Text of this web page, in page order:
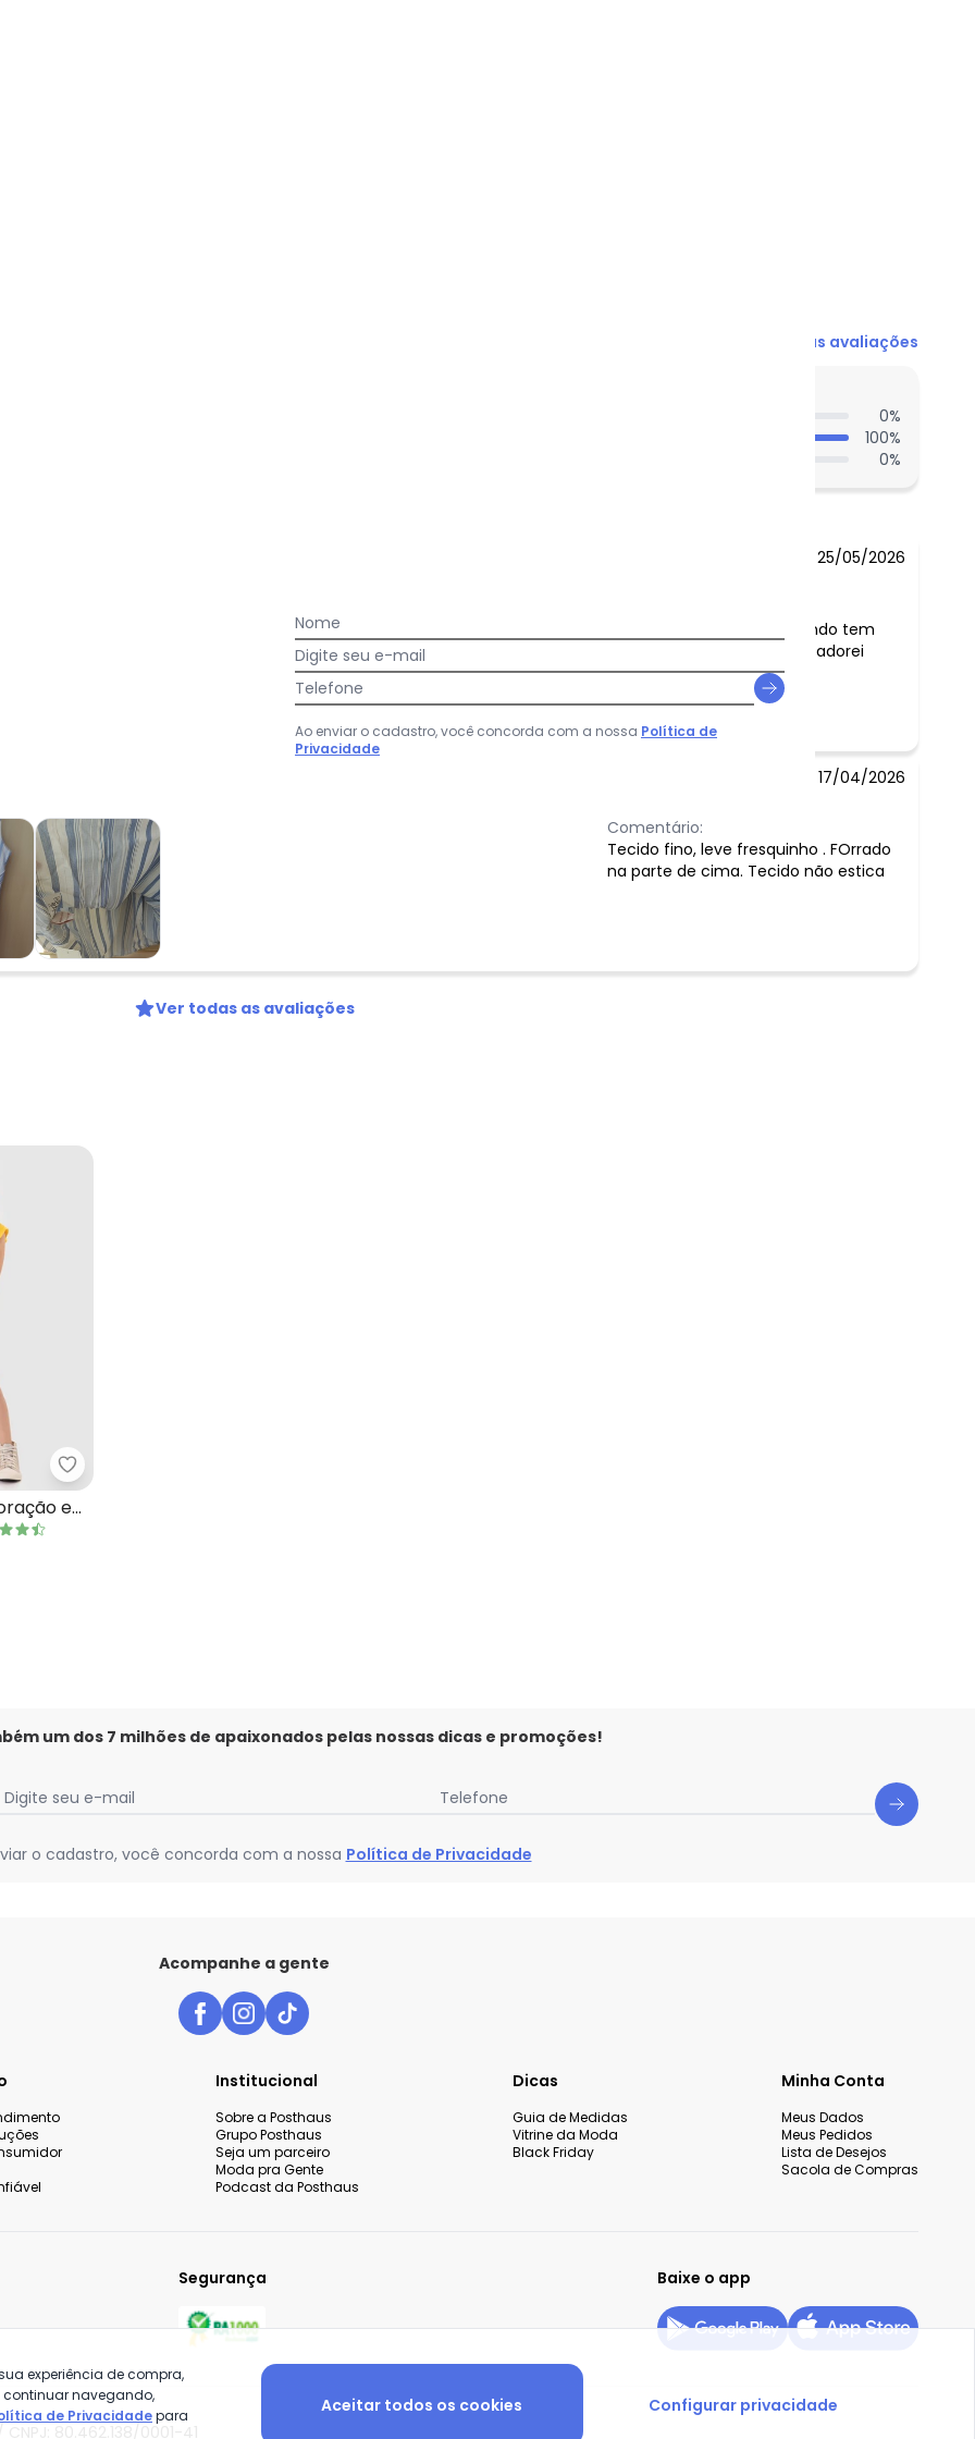
Ver todas as avaliações
0%
100%
0%
25/05/2026
O vestido é lindo tem
brilho leve eu adorei
17/04/2026
Comentário:
Tecido fino, leve fresquinho . FOrrado
na parte de cima. Tecido não estica
Ver todas as avaliações
Godê Texturizado Amarelo Mostarda
Malwee Kids - Vestido Rodado Coração e Flores Amarelo
e
um dos 7 milhões de apaixonados pelas nossas dicas e promoções!
Digite seu e-mail Telefone
o cadastro, você concorda com a nossa Política de Privacidade
Acompanhe a gente
Institucional
Sobre a Posthaus
Grupo Posthaus
Seja um parceiro
Moda pra Gente
Podcast da Posthaus
Dicas
Guia de Medidas
Vitrine da Moda
Black Friday
Minha Conta
Meus Dados
Meus Pedidos
Lista de Desejos
Sacola de Compras
Segurança Baixe o app
Nome
Digite seu e-mail
Telefone
Ao enviar o cadastro, você concorda com a nossa Política de
Privacidade
experiência de compra,
continuar navegando,
de Privacidadepara Aceitar todos os cookies Configurar privacidade